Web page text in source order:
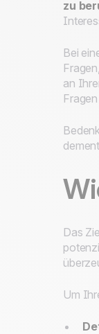
zu
Bei
an
Das
Um